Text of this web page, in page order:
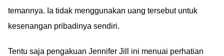
temannya. Ia tidak menggunakan uang tersebut untuk
kesenangan pribadinya sendiri.
Tentu saja pengakuan Jennifer Jill ini menuai perhatian